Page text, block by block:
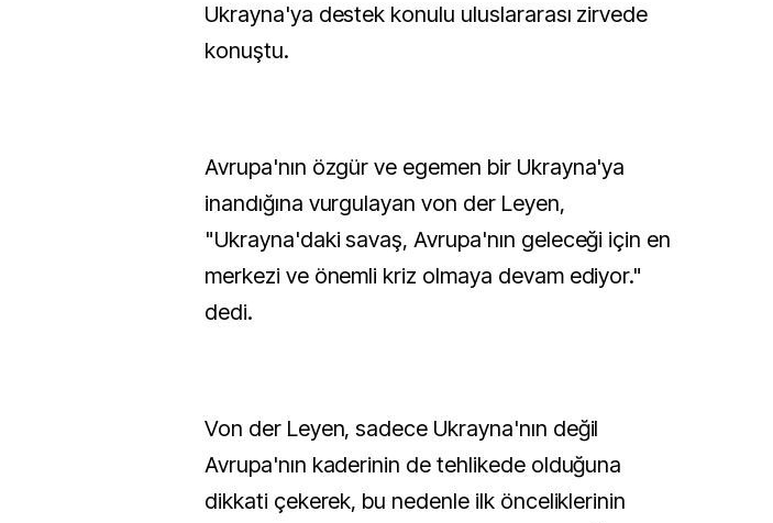
Ukrayna'ya destek konulu uluslararası zirvede
konuştu.
Avrupa'nın özgür ve egemen bir Ukrayna'ya
inandığına vurgulayan von der Leyen,
"Ukrayna'daki savaş, Avrupa'nın geleceği için en
merkezi ve önemli kriz olmaya devam ediyor."
dedi.
Von der Leyen, sadece Ukrayna'nın değil
Avrupa'nın kaderinin de tehlikede olduğuna
dikkati çekerek, bu nedenle ilk önceliklerinin